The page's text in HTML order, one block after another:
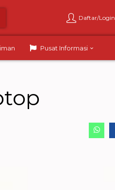
Daftar/Login
Pusat Informasi